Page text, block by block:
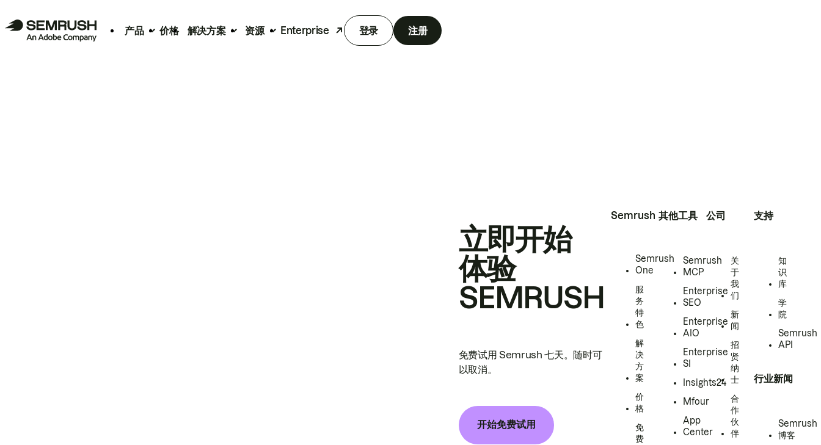
产品 价格 解决方案 资源 Enterprise 登录 注册
立即开始
体验
SEMRUSH
免费试用 Semrush 七天。随时可
以取消。
开始免费试用
Semrush
Semrush
One
服
务
特
色
解
决
方
案
价
格
免
费
其他工具
Semrush
MCP
Enterprise
SEO
Enterprise
AIO
Enterprise
SI
Insights24
Mfour
App
Center
公司
关
于
我
们
新
闻
招
贤
纳
士
合
作
伙
伴
支持
知
识
库
学
院
Semrush
API
行业新闻
Semrush
博客